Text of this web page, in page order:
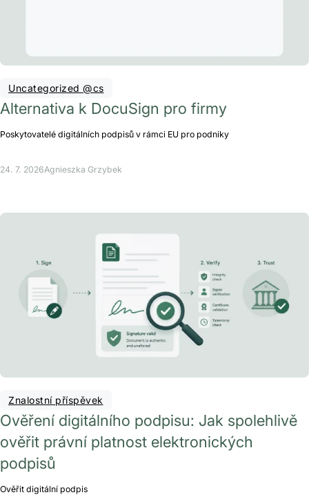
Uncategorized @cs
Alternativa k DocuSign pro firmy
Poskytovatelé digitálních podpisů v rámci EU pro podniky
24. 7. 2026Agnieszka Grzybek
Znalostní příspěvek
Ověření digitálního podpisu: Jak spolehlivě
ověřit právní platnost elektronických
podpisů
Ověřit digitální podpis